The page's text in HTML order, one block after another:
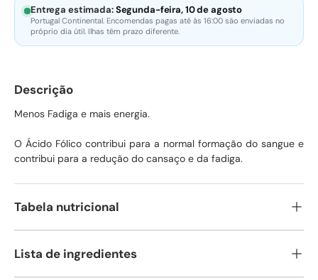
Entrega estimada:Segunda-feira, 10 de agosto
Portugal Continental. Encomendas pagas até às 16:00 são enviadas no
próprio dia útil. Ilhas têm prazo diferente.
Descrição
Menos Fadiga e mais energia.
O Ácido Fólico contribui para a normal formação do sangue e
contribui para a redução do cansaço e da fadiga.
Tabela nutricional
Lista de ingredientes